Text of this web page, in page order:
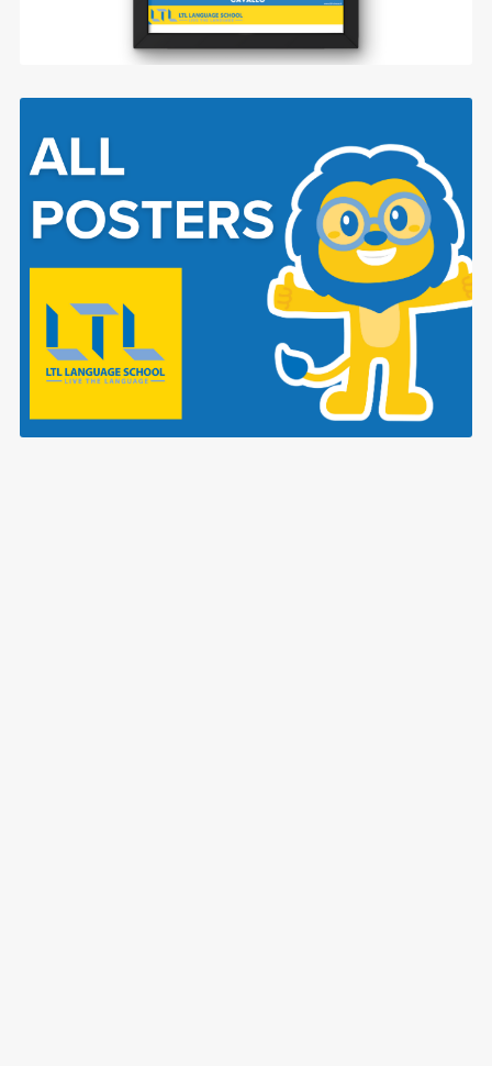
TUTTI i poster di LTL Language School!